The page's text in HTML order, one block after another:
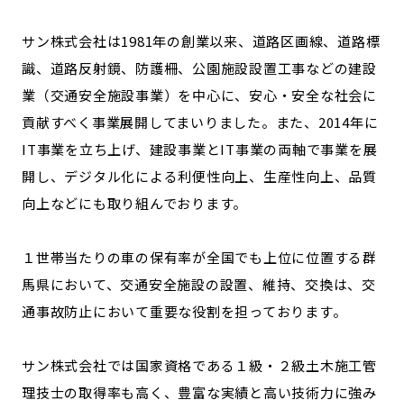
サン株式会社は1981年の創業以来、道路区画線、道路標
識、道路反射鏡、防護柵、公園施設設置工事などの建設
業（交通安全施設事業）を中心に、安心・安全な社会に
貢献すべく事業展開してまいりました。また、2014年に
IT事業を立ち上げ、建設事業とIT事業の両軸で事業を展
開し、デジタル化による利便性向上、生産性向上、品質
向上などにも取り組んでおります。
１世帯当たりの車の保有率が全国でも上位に位置する群
馬県において、交通安全施設の設置、維持、交換は、交
通事故防止において重要な役割を担っております。
サン株式会社では国家資格である１級・２級土木施工管
理技士の取得率も高く、豊富な実績と高い技術力に強み